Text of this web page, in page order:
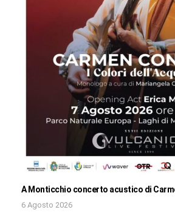
A Monticchio concerto acustico di
6 Agosto 2026